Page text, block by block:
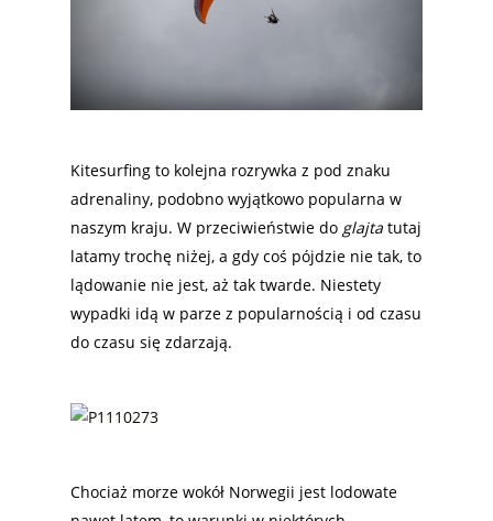
Kitesurfing to kolejna rozrywka z pod znaku
adrenaliny, podobno wyjątkowo popularna w
naszym kraju. W przeciwieństwie do glajta tutaj
latamy trochę niżej, a gdy coś pójdzie nie tak, to
lądowanie nie jest, aż tak twarde. Niestety
wypadki idą w parze z popularnością i od czasu
do czasu się zdarzają.
Chociaż morze wokół Norwegii jest lodowate